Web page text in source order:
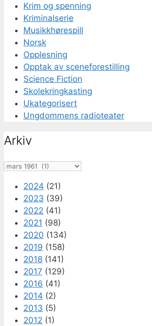
Krim og spenning
Kriminalserie
Musikkhørespill
Norsk
Opplesning
Opptak av sceneforestilling
Science Fiction
Skolekringkasting
Ukategorisert
Ungdommens radioteater
Arkiv
Arkiv
2024 (21)
2023 (39)
2022 (41)
2021 (98)
2020 (134)
2019 (158)
2018 (141)
2017 (129)
2016 (41)
2014 (2)
2013 (5)
2012 (1)